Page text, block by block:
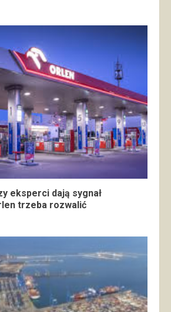
eksperci dają sygnał
trzeba rozwalić